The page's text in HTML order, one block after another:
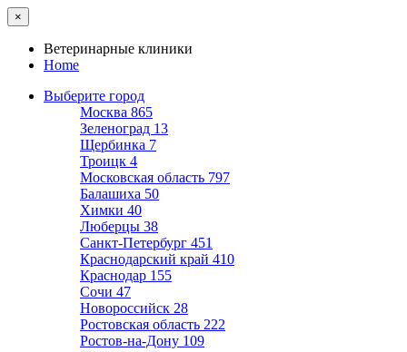
×
Ветеринарные клиники
Home
Выберите город
Москва 865
Зеленоград 13
Щербинка 7
Троицк 4
Московская область 797
Балашиха 50
Химки 40
Люберцы 38
Санкт-Петербург 451
Краснодарский край 410
Краснодар 155
Сочи 47
Новороссийск 28
Ростовская область 222
Ростов-на-Дону 109